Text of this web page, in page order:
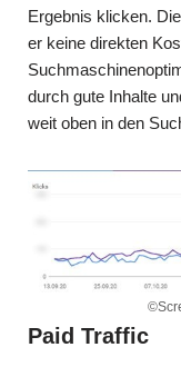
Ergebnis klicken.
er keine direkten
durch gute Inhalte
weit oben in den
Paid Traffic